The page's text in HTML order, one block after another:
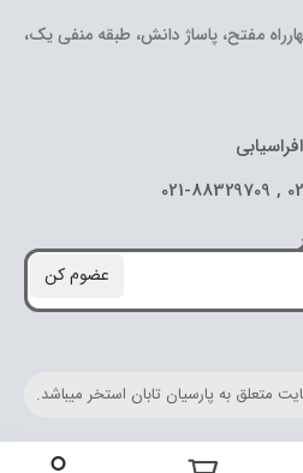
مفتح، پاساژ دانش، طبقه منفی یک،
عضوم کن
متعلق به پارسیان تابان استخر میباشد.